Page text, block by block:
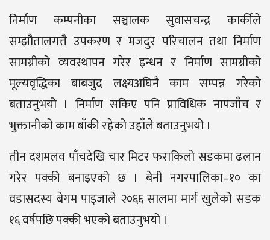
निर्माण कम्पनीका सञ्चालक सुवासचन्द्र कार्कीले
सम्झौतालगत्तै उपकरण र मजदुर परिचालन तथा निर्माण
सामग्रीको व्यवस्थापन गरेर इन्धन र निर्माण सामग्रीको
मूल्यवृद्धिका बाबजुुद लक्ष्यअघिनै काम सम्पन्न गरेको
बताउनुभयो । निर्माण सकिए पनि प्राविधिक नापजाँच र
भुक्तानीको काम बाँकी रहेको उहाँले बताउनुभयो ।
तीन दशमलव पाँचदेखि चार मिटर फराकिलो सडकमा ढलान
गरेर पक्की बनाइएको छ । बेनी नगरपालिका–१० का
वडासदस्य बेगम पाइजाले २०६६ सालमा मार्ग खुलेको सडक
१६ वर्षपछि पक्की भएको बताउनुभयो ।